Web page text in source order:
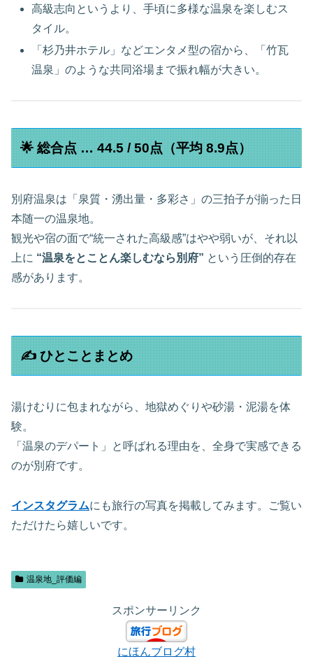
高級志向というより、手頃に多様な温泉を楽しむス
タイル。
「杉乃井ホテル」などエンタメ型の宿から、「竹瓦
温泉」のような共同浴場まで振れ幅が大きい。
🌟 総合点 … 44.5 / 50点（平均 8.9点）
別府温泉は「泉質・湧出量・多彩さ」の三拍子が揃った日
本随一の温泉地。
観光や宿の面で“統一された高級感”はやや弱いが、それ以
上に “温泉をとことん楽しむなら別府” という圧倒的存在
感があります。
✍️ ひとことまとめ
湯けむりに包まれながら、地獄めぐりや砂湯・泥湯を体
験。
「温泉のデパート」と呼ばれる理由を、全身で実感できる
のが別府です。
インスタグラムにも旅行の写真を掲載してみます。ご覧い
ただけたら嬉しいです。
温泉地_評価編
スポンサーリンク
にほんブログ村